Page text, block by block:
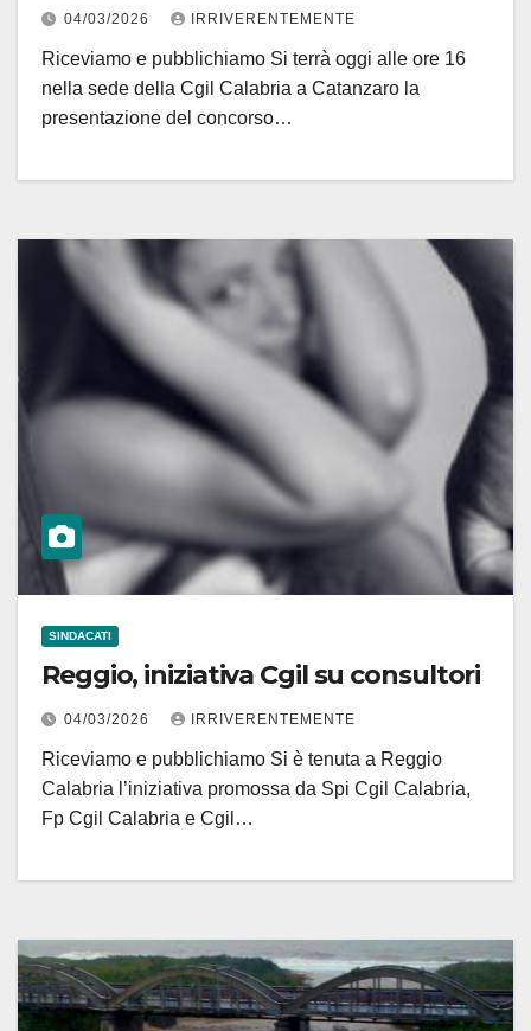
04/03/2026 IRRIVERENTEMENTE
Riceviamo e pubblichiamo Si terrà oggi alle ore 16
nella sede della Cgil Calabria a Catanzaro la
presentazione del concorso…
SINDACATI
Reggio, iniziativa Cgil su consultori
04/03/2026 IRRIVERENTEMENTE
Riceviamo e pubblichiamo Si è tenuta a Reggio
Calabria l’iniziativa promossa da Spi Cgil Calabria,
Fp Cgil Calabria e Cgil…